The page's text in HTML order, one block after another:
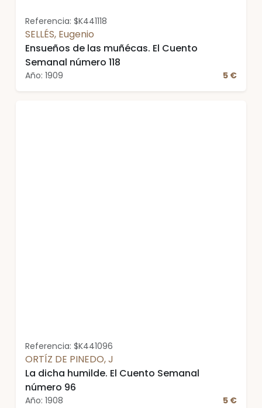
Referencia: $K441118
SELLÉS, Eugenio
Ensueños de las muñécas. El Cuento
Semanal número 118
Año: 1909 5 €
Referencia: $K441096
ORTÍZ DE PINEDO, J
La dicha humilde. El Cuento Semanal
número 96
Año: 1908 5 €